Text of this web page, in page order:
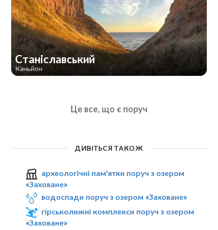
Станіславський
Каньйон
Це все, що є поруч
ДИВІТЬСЯ ТАКОЖ
археологічні пам'ятки поруч з озером
«Заховане»
водоспади поруч з озером «Заховане»
гірськолижні комплекси поруч з озером
«Заховане»